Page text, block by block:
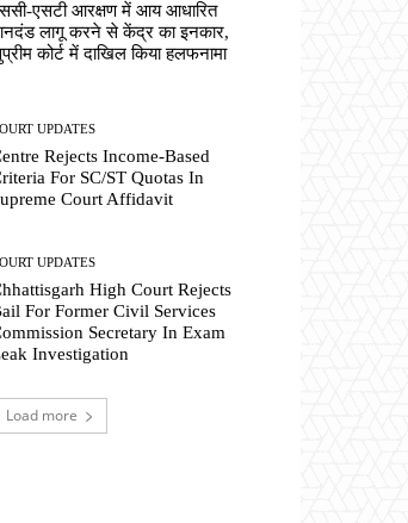
एसटी आरक्षण में आय आधारित
लागू करने से केंद्र का इनकार,
कोर्ट में दाखिल किया हलफनामा
UPDATES
Rejects Income-Based
For SC/ST Quotas In
Court Affidavit
UPDATES
High Court Rejects
For Former Civil Services
Secretary In Exam
Investigation
Load more